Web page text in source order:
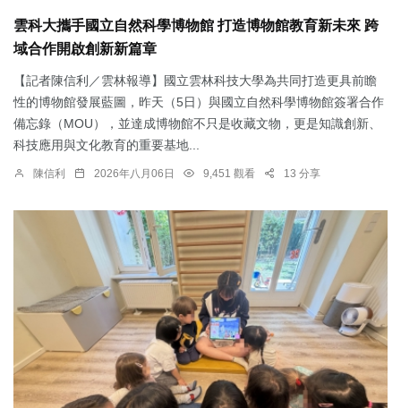
雲科大攜手國立自然科學博物館 打造博物館教育新未來 跨
域合作開啟創新新篇章
【記者陳信利／雲林報導】國立雲林科技大學為共同打造更具前瞻
性的博物館發展藍圖，昨天（5日）與國立自然科學博物館簽署合作
備忘錄（MOU），並達成博物館不只是收藏文物，更是知識創新、
科技應用與文化教育的重要基地...
陳信利 2026年八月06日 9,451 觀看 13 分享